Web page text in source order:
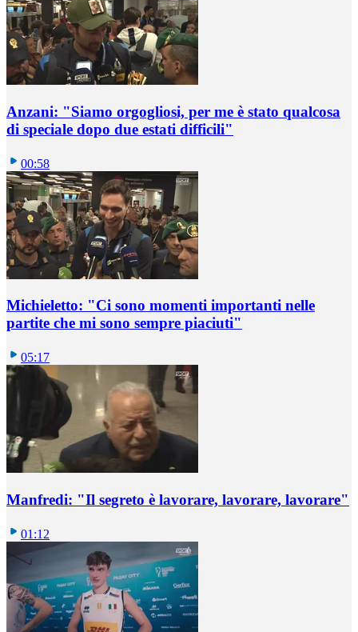
Anzani: "Siamo orgogliosi, per me è stato qualcosa
di speciale dopo due estati difficili"
00:58
Michieletto: "Ci sono momenti importanti nelle
partite che mi sono sempre piaciuti"
05:17
Manfredi: "Il segreto è lavorare, lavorare, lavorare"
01:12